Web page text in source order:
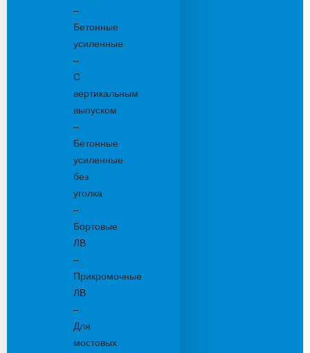
–
Бетонные
усиленные
–
С
вертикальным
выпуском
–
Бетонные
усиленные
без
уголка
–
Бортовые
ЛВ
–
Прикромочные
ЛВ
–
Для
мостовых